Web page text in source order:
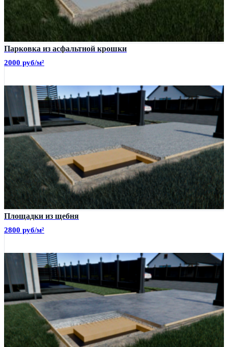
Парковка из асфальтной крошки
2000 руб/м²
Площадки из щебня
2800 руб/м²